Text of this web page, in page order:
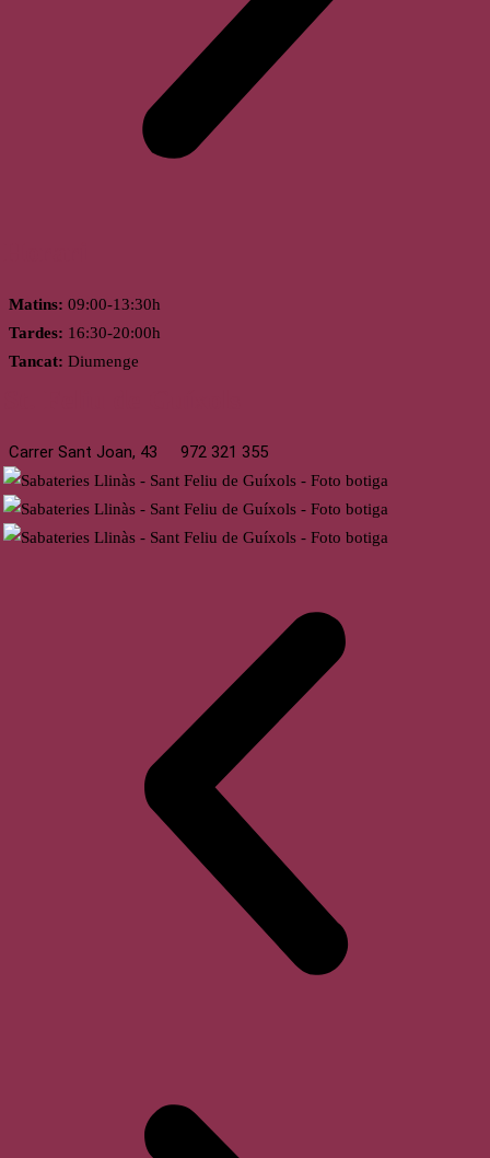
Matins: 09:00-13:30h
Tardes: 16:30-20:00h
Tancat: Diumenge
Carrer Sant Joan, 43 972 321 355